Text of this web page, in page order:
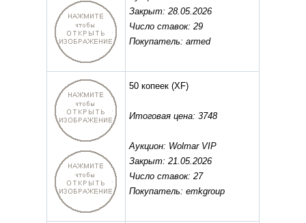
Закрыт: 28.05.2026
Число ставок: 29
Покупатель: armed
50 копеек (XF)
Итоговая цена: 3748
Аукцион: Wolmar VIP
Закрыт: 21.05.2026
Число ставок: 27
Покупатель: emkgroup